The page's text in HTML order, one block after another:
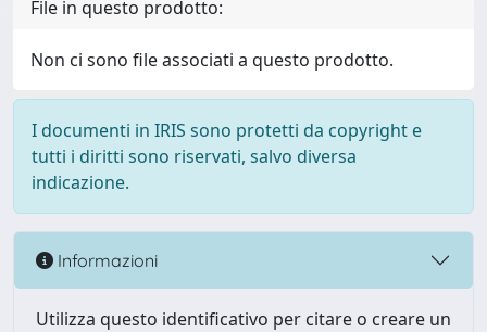
File in questo prodotto:
Non ci sono file associati a questo prodotto.
I documenti in IRIS sono protetti da copyright e
tutti i diritti sono riservati, salvo diversa
indicazione.
Informazioni
Utilizza questo identificativo per citare o creare un